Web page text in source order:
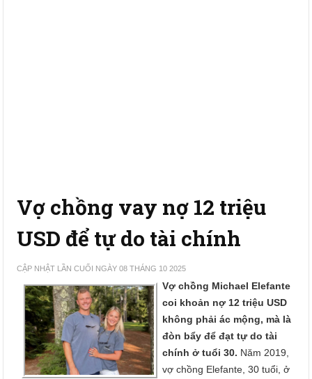
Vợ chồng vay nợ 12 triệu
USD để tự do tài chính
CẬP NHẬT LẦN CUỐI NGÀY 08 THÁNG 10 2025
Vợ chồng Michael Elefante
coi khoản nợ 12 triệu USD
không phải ác mộng, mà là
đòn bẩy để đạt tự do tài
chính ở tuổi 30. Năm 2019,
vợ chồng Elefante, 30 tuổi, ở